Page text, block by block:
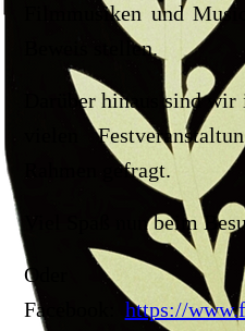
Filmmusiken und
Beweis stellen.
Darüber hinaus sind
vielen
Rahmen gefragt.
Viel Spaß nun beim
Facebook: https://